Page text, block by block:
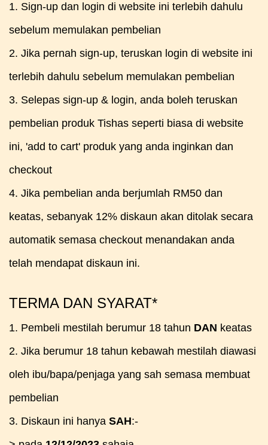
1. Sign-up dan login di website ini terlebih dahulu
sebelum memulakan pembelian
2. Jika pernah sign-up, teruskan login di website ini
terlebih dahulu sebelum memulakan pembelian
3. Selepas sign-up & login, anda boleh teruskan
pembelian produk Tishas seperti biasa di website
ini, 'add to cart' produk yang anda inginkan dan
checkout
4. Jika pembelian anda berjumlah RM50 dan
keatas, sebanyak 12% diskaun akan ditolak secara
automatik semasa checkout menandakan anda
telah mendapat diskaun ini.
TERMA DAN SYARAT*
1. Pembeli mestilah berumur 18 tahun DAN keatas
2. Jika berumur 18 tahun kebawah mestilah diawasi
oleh ibu/bapa/penjaga yang sah semasa membuat
pembelian
3. Diskaun ini hanya SAH:-